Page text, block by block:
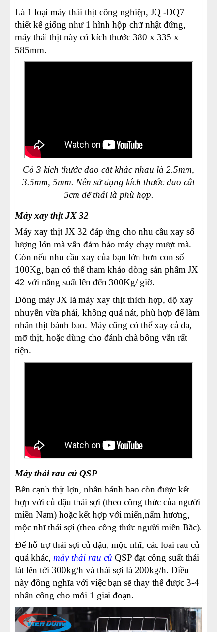
Là 1 loại máy thái thịt công nghiệp, JQ -DQ7
thiết kế giống như 1 hình hộp chữ nhật đứng,
máy thái thịt này có kích thước 380 x 335 x
585mm.
Có 3 kích thước dao cắt khác nhau là 2.5mm,
3.5mm, 5mm. Nên sử dụng kích thước dao cắt
5cm để thái là phù hợp.
Máy xay thịt JX 32
Máy xay thịt JX 32 đáp ứng cho nhu cầu xay số
lượng lớn mà vẫn đảm bảo máy chạy mượt mà.
Còn nếu nhu cầu xay của bạn lớn hơn con số
100Kg, bạn có thể tham khảo dòng sản phẩm JX
42 với năng suất lên đến 300Kg/ giờ.
Dòng máy JX là máy xay thịt thích hợp, độ xay
nhuyễn vừa phải, không quá nát, phù hợp để làm
nhân thịt bánh bao. Máy cũng có thể xay cả da,
mỡ thịt, hoặc dùng cho đánh chà bông vẫn rất
tiện.
Máy thái rau củ QSP
Bên cạnh thịt lợn, nhân bánh bao còn được kết
hợp với củ đậu thái sợi (theo công thức của người
miền Nam) hoặc kết hợp với miến,nấm hương,
mộc nhĩ thái sợi (theo công thức người miền Bắc).
Để hỗ trợ thái sợi củ đậu, mộc nhĩ, các loại rau củ
quả khác, máy thái rau củ QSP đạt công suất thái
lát lên tới 300kg/h và thái sợi là 200kg/h. Điều
này đồng nghĩa với việc bạn sẽ thay thế được 3-4
nhân công cho mỗi 1 giai đoạn.